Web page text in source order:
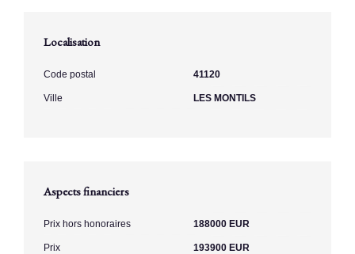
Localisation
Code postal 41120
Ville LES MONTILS
Aspects financiers
Prix hors honoraires 188000 EUR
Prix 193900 EUR